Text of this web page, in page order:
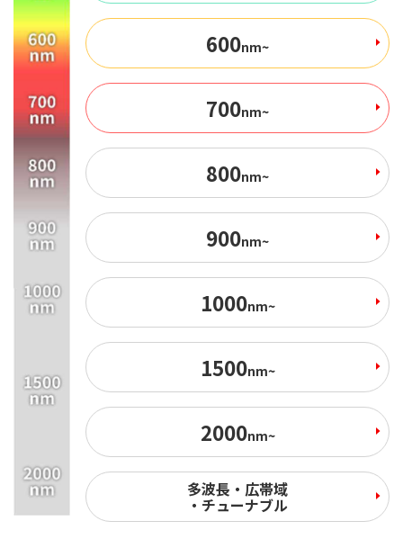
600nm~
700nm~
800nm~
900nm~
1000nm~
1500nm~
2000nm~
多波長・広帯域
・チューナブル